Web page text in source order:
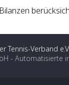
Tennis-Verband
- Automatisierte